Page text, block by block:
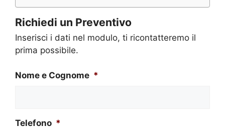
Richiedi un Preventivo
Inserisci i dati nel modulo, ti ricontatteremo il
prima possibile.
Nome e Cognome *
Telefono *